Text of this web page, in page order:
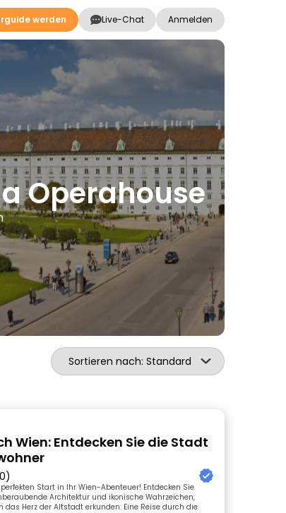
werden Live-Chat Anmelden
Operahouse
Sortieren nach: Standard
Wien: Entdecken Sie die Stadt
Start in Ihr Wien-Abenteuer! Entdecken Sie
Architektur und ikonische Wahrzeichen,
Herz der Altstadt erkunden. Eine Reise durch die